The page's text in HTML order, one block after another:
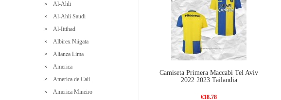
Al-Ahli
Al-Ahli Saudi
Al-Ittihad
Albirex Niigata
Alianza Lima
America
America de Cali
America Mineiro
Camiseta Primera Maccabi Tel Aviv
2022 2023 Tailandia
€18.78